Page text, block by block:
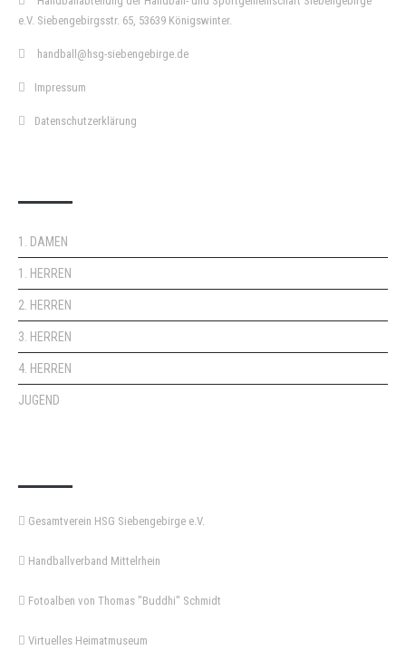
e.V. Siebengebirgsstr. 65, 53639 Königswinter.
handball@hsg-siebengebirge.de
Impressum
Datenschutzerklärung
1. DAMEN
1. HERREN
2. HERREN
3. HERREN
4. HERREN
JUGEND
Gesamtverein HSG Siebengebirge e.V.
Handballverband Mittelrhein
Fotoalben von Thomas "Buddhi" Schmidt
Virtuelles Heimatmuseum